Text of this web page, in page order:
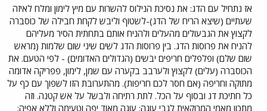
אז נתחיל עם הדג: את נסיכת הנילוס להשרות עם מיץ לימון ומלח לאיזה
שעתיים (שיצא הריח של הדג)-לשטוף וליבש לקחת חבילה של כוסברה
לקצוץ את הגבעולים מהעלים ולהניח אותם בתחתית הסיר מעליהם
להניח את פרוסות הדג. בין פרוסות הדג לשים שיני שום שלמות (מראש
שום שלם) ופלפלים חריפים יבשים (הגדולים האדומים) - לפי הטעם. את
הכוסברה (עלים) לקצוץ ולערבב בקערה עם שמן, לימון, פפריקה אדומה
מתוקה וחריפה (אם חסר לכם חריפות). מהתערובת הזו לשפוך עם כף על
כל חתיכת דג ובסוף על הכל. לתת רתיחה ולבשל על אש קטנה. וזה
מתכון מאמי המרוקאית לגבי עוגה: עוגה מאוד יפה וטעימה וללא אפיה: